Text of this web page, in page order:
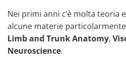
Nei primi anni c’è molta teoria
alcune materie
Limb and Trunk Anatomy,
Neuroscience.